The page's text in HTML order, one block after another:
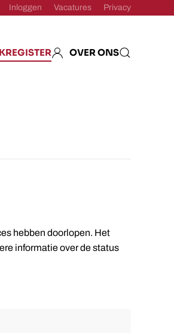
Inloggen Vacatures Privacy
OVER ONS
hebben doorlopen. Het
informatie over de status